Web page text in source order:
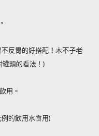
反胃的好搭配！木不子老
頭的看法！)
用。
的飲用水食用)